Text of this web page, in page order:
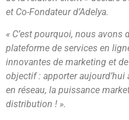
et Co-Fondateur d’Adelya.
« C’est pourquoi, nous avons
plateforme de services en
innovantes de marketing et
objectif : apporter
en réseau, la puissance
distribution ! ».